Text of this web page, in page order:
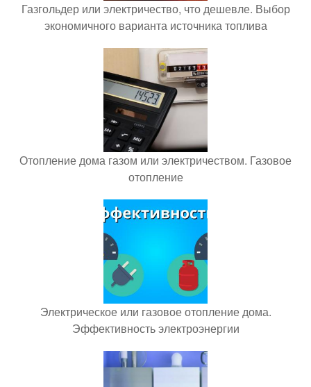
Газгольдер или электричество, что дешевле. Выбор
экономичного варианта источника топлива
Отопление дома газом или электричеством. Газовое
отопление
Электрическое или газовое отопление дома.
Эффективность электроэнергии